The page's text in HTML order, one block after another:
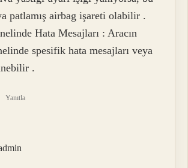
patlamış airbag işareti olabilir .
Hata Mesajları : Aracın
spesifik hata mesajları veya
.
Yanıtla